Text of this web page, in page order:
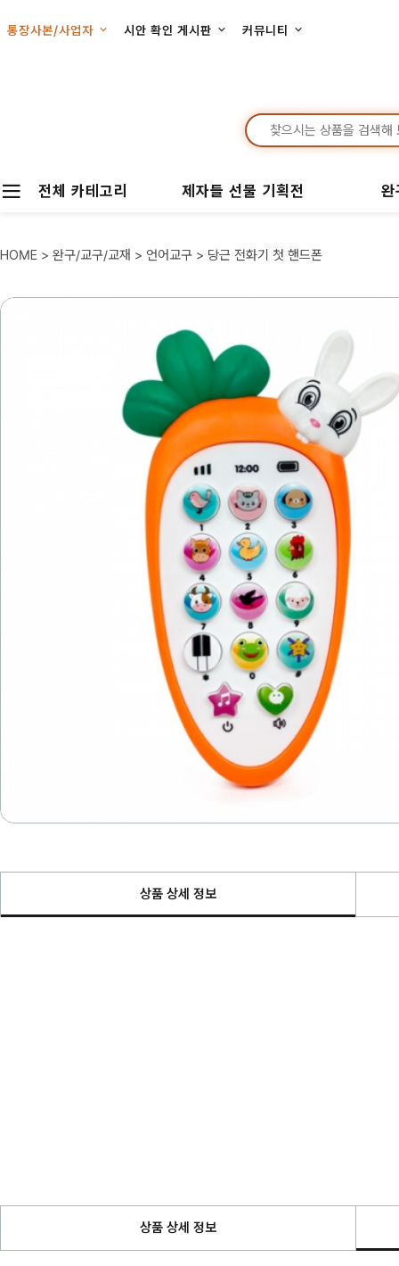
통장사본/사업자 시안 확인 게시판 커뮤니티
전체 카테고리 제자들 선물 기획전
HOME > 완구/교구/교재 > 언어교구 > 당근 전화기 첫 핸드폰
상품 상세 정보
상품 상세 정보